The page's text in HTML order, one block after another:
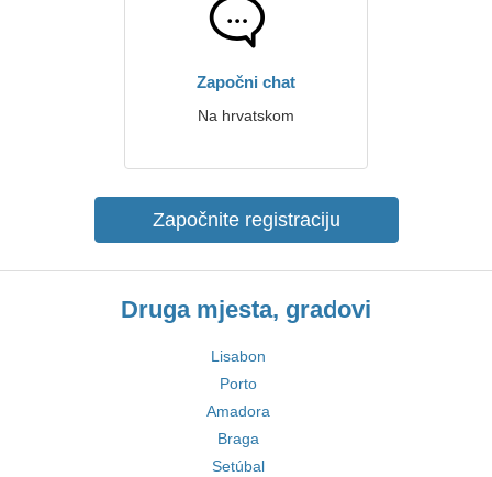
Započni chat
Na hrvatskom
Započnite registraciju
Druga mjesta, gradovi
Lisabon
Porto
Amadora
Braga
Setúbal